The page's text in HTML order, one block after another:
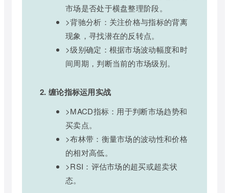
市场是否处于横盘整理阶段。
>背驰分析：关注价格与指标的背离
现象，寻找潜在的反转点。
>级别确定：根据市场波动幅度和时
间周期，判断当前的市场级别。
2. 缠论指标运用实战
>MACD指标：用于判断市场趋势和
买卖点。
>布林带：衡量市场的波动性和价格
的相对高低。
>RSI：评估市场的超买或超卖状
态。